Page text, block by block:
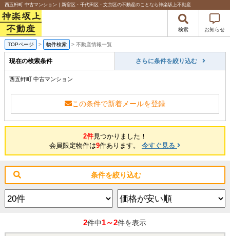
西五軒町 中古マンション｜新宿区・千代田区・文京区の不動産のことなら神楽坂上不動産
検索 お知らせ
TOPページ > 物件検索 > 不動産情報一覧
現在の検索条件 さらに条件を絞り込む
西五軒町 中古マンション
この条件で新着メールを登録
2件見つかりました！
会員限定物件は9件あります。 今すぐ見る
条件を絞り込む
2件中1～2件を表示